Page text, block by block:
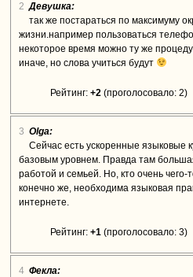
2 Девушка:
так же постараться по максимуму
жизни.например пользоваться
некоторое время можно ту же
иначе, но слова учиться будут
Рейтинг: +2 (проголосовало: 2)
3 Olga:
Сейчас есть ускоренные языковые
базовым уровнем. Правда там
работой и семьей. Но, кто очень чего-
конечно же, необходима языковая
интернете.
Рейтинг: +1 (проголосовало: 3)
4 Фекла: